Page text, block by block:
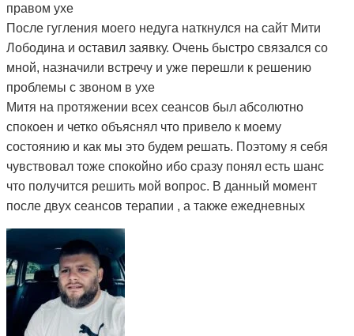
правом ухе
После гугления моего недуга наткнулся на сайт Мити
Лободина и оставил заявку. Очень быстро связался со
мной, назначили встречу и уже перешли к решению
проблемы с звоном в ухе
Митя на протяжении всех сеансов был абсолютно
спокоен и четко объяснял что привело к моему
состоянию и как мы это будем решать. Поэтому я себя
чувствовал тоже спокойно ибо сразу понял есть шанс
что получится решить мой вопрос. В данный момент
после двух сеансов терапии , а также ежедневных
упражнений, назначеных мне Митей, моё состояние
улучшилось, пропала боль в шее и плечах и самое
главное - звон стал гораздо тише, а иногда стихает
вовсе. Поэтому я могу рекомендовать остеопата Митю
ибо из всей цепочки людей к которым я обращался с
моей проблемой - это первый и единственный человек